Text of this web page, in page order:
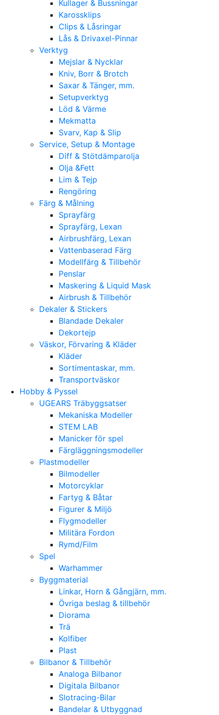
Kullager & Bussningar
Karossklips
Clips & Låsringar
Lås & Drivaxel-Pinnar
Verktyg
Mejslar & Nycklar
Kniv, Borr & Brotch
Saxar & Tänger, mm.
Setupverktyg
Löd & Värme
Mekmatta
Svarv, Kap & Slip
Service, Setup & Montage
Diff & Stötdämparolja
Olja &Fett
Lim & Tejp
Rengöring
Färg & Målning
Sprayfärg
Sprayfärg, Lexan
Airbrushfärg, Lexan
Vattenbaserad Färg
Modellfärg & Tillbehör
Penslar
Maskering & Liquid Mask
Airbrush & Tillbehör
Dekaler & Stickers
Blandade Dekaler
Dekortejp
Väskor, Förvaring & Kläder
Kläder
Sortimentaskar, mm.
Transportväskor
Hobby & Pyssel
UGEARS Träbyggsatser
Mekaniska Modeller
STEM LAB
Manicker för spel
Färgläggningsmodeller
Plastmodeller
Bilmodeller
Motorcyklar
Fartyg & Båtar
Figurer & Miljö
Flygmodeller
Militära Fordon
Rymd/Film
Spel
Warhammer
Byggmaterial
Linkar, Horn & Gångjärn, mm.
Övriga beslag & tillbehör
Diorama
Trä
Kolfiber
Plast
Bilbanor & Tillbehör
Analoga Bilbanor
Digitala Bilbanor
Slotracing-Bilar
Bandelar & Utbyggnad